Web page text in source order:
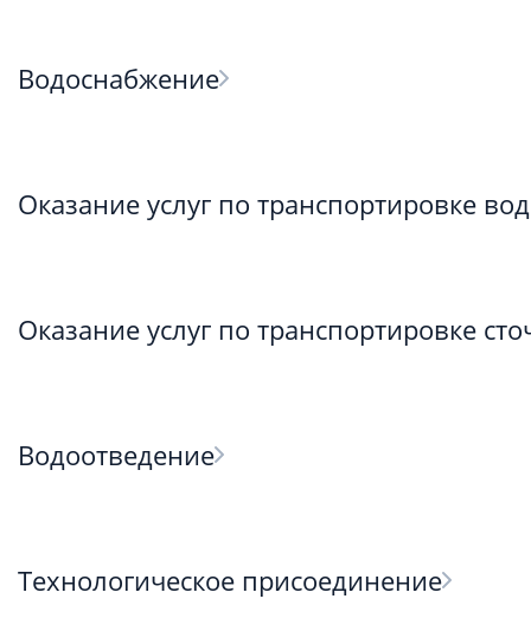
Водоснабжение
Оказание услуг по транспортировке
Оказание услуг по транспортировке
Водоотведение
Технологическое присоединение